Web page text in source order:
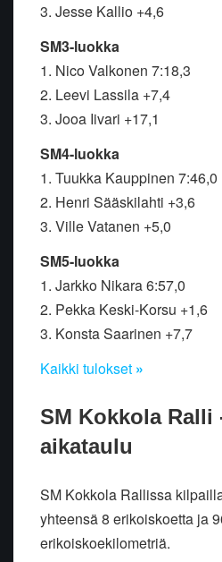
3. Jesse Kallio +4,6
SM3-luokka
1. Nico Valkonen 7:18,3
2. Leevi Lassila +7,4
3. Jooa Iivari +17,1
SM4-luokka
1. Tuukka Kauppinen 7:46,0
2. Henri Sääskilahti +3,6
3. Ville Vatanen +5,0
SM5-luokka
1. Jarkko Nikara 6:57,0
2. Pekka Keski-Korsu +1,6
3. Konsta Saarinen +7,7
Kaikki tulokset »
SM Kokkola
aikataulu
SM Kokkola Rallissa
yhteensä 8 erikoiskoetta ja
erikoiskoekilometriä.